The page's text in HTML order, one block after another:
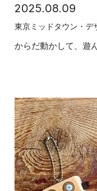
2025.08.09
東京ミッドタウン・デ
からだ動かして、遊